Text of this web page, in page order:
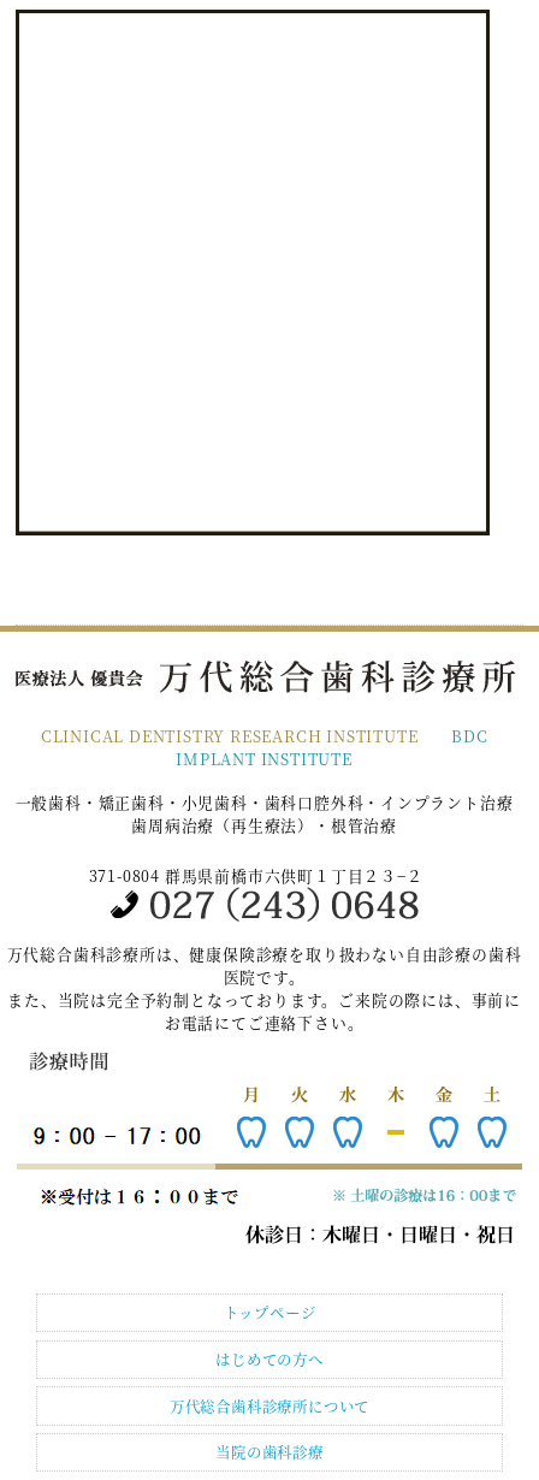
CLINICAL DENTISTRY RESEARCH INSTITUTE
BDC
IMPLANT INSTITUTE
一般歯科・矯正歯科・小児歯科・歯科口腔外科・インプラント治療
歯周病治療（再生療法）・根管治療
371-0804 群馬県前橋市六供町１丁目２３−２
万代総合歯科診療所は、健康保険診療を取り扱わない自由診療の歯科
医院です。
また、当院は完全予約制となっております。ご来院の際には、事前に
お電話にてご連絡下さい。
トップページ
はじめての方へ
万代総合歯科診療所について
当院の歯科診療